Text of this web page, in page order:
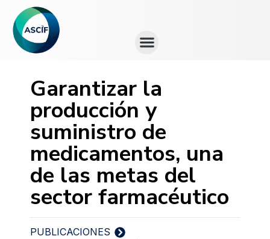
Garantizar la
producción y
suministro de
medicamentos, una
de las metas del
sector farmacéutico
PUBLICACIONES